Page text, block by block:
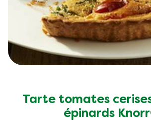
Tarte tomates
épinards